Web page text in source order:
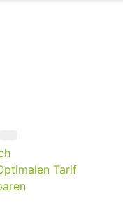
Tarif